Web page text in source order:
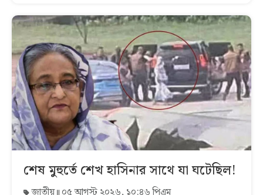
শেষ মুহুর্তে শেখ হাসিনার সাথে যা ঘটেছিল!